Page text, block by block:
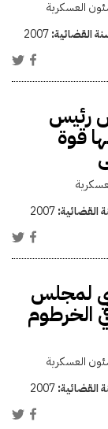
العسكرية
القضائية:2007
رئيس
قوة
القضائية:2007
لمجلس
الخرطوم
العسكرية
القضائية:2007